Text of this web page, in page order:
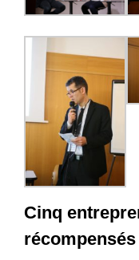
Cinq
récompensés